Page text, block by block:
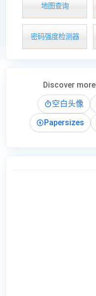
地图查询
密码强度检测器
Discover more
空白头像
Papersizes